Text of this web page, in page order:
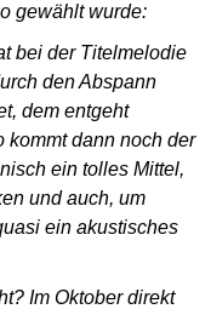
gewählt wurde:
bei der Titelmelodie
den Abspann
dem entgeht
kommt dann noch der
ein tolles Mittel,
und auch, um
ein akustisches
Im Oktober direkt